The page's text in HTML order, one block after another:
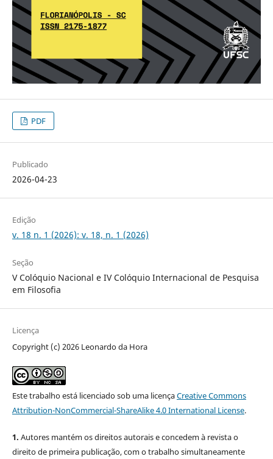
PDF
Publicado
2026-04-23
Edição
v. 18 n. 1 (2026): v. 18, n. 1 (2026)
Seção
V Colóquio Nacional e IV Colóquio Internacional de Pesquisa
em Filosofia
Licença
Copyright (c) 2026 Leonardo da Hora
Este trabalho está licenciado sob uma licençaCreative Commons
Attribution-NonCommercial-ShareAlike 4.0 International License.
1. Autores mantém os direitos autorais e concedem à revista o
direito de primeira publicação, com o trabalho simultaneamente